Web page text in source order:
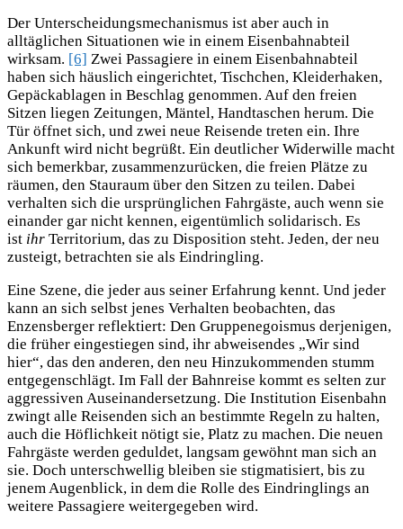
Der Unterscheidungsmechanismus ist aber auch in
alltäglichen Situationen wie in einem Eisenbahnabteil
wirksam. [6] Zwei Passagiere in einem Eisenbahnabteil
haben sich häuslich eingerichtet, Tischchen, Kleiderhaken,
Gepäckablagen in Beschlag genommen. Auf den freien
Sitzen liegen Zeitungen, Mäntel, Handtaschen herum. Die
Tür öffnet sich, und zwei neue Reisende treten ein. Ihre
Ankunft wird nicht begrüßt. Ein deutlicher Widerwille macht
sich bemerkbar, zusammenzurücken, die freien Plätze zu
räumen, den Stauraum über den Sitzen zu teilen. Dabei
verhalten sich die ursprünglichen Fahrgäste, auch wenn sie
einander gar nicht kennen, eigentümlich solidarisch. Es
ist ihr Territorium, das zu Disposition steht. Jeden, der neu
zusteigt, betrachten sie als Eindringling.
Eine Szene, die jeder aus seiner Erfahrung kennt. Und jeder
kann an sich selbst jenes Verhalten beobachten, das
Enzensberger reflektiert: Den Gruppenegoismus derjenigen,
die früher eingestiegen sind, ihr abweisendes „Wir sind
hier“, das den anderen, den neu Hinzukommenden stumm
entgegenschlägt. Im Fall der Bahnreise kommt es selten zur
aggressiven Auseinandersetzung. Die Institution Eisenbahn
zwingt alle Reisenden sich an bestimmte Regeln zu halten,
auch die Höflichkeit nötigt sie, Platz zu machen. Die neuen
Fahrgäste werden geduldet, langsam gewöhnt man sich an
sie. Doch unterschwellig bleiben sie stigmatisiert, bis zu
jenem Augenblick, in dem die Rolle des Eindringlings an
weitere Passagiere weitergegeben wird.